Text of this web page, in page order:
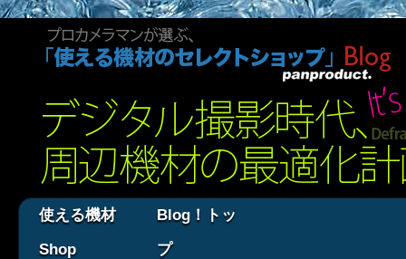
使える機材
Shop
Blog！トッ
プ